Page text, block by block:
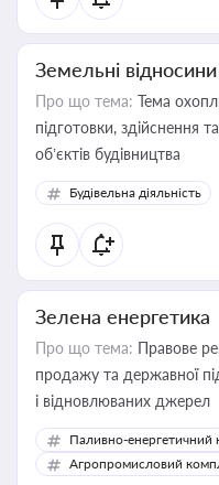
Земельні відносини
Про що тема: Тема
підготовки, здійснення
об’єктів будівництва
Будівельна діяльність
Зелена енергетика
Про що тема: Правове
продажу та державної
і відновлюваних джерел
Паливно-енергетичний
Агропромисловий